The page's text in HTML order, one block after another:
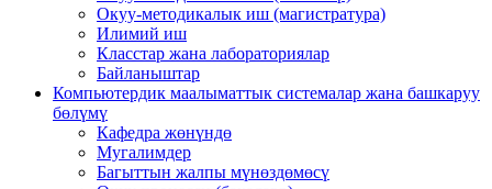
Окуу-методикалык иш (магистратура)
Илимий иш
Класстар жана лабораториялар
Байланыштар
Компьютердик маалыматтык системалар жана башкаруу
бөлүмү
Кафедра жөнүндө
Мугалимдер
Багыттын жалпы мүнөздөмөсү